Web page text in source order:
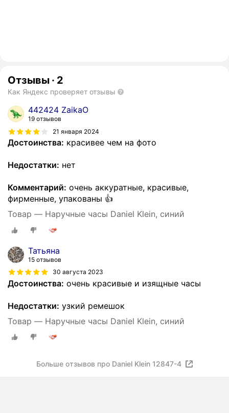
Отзывы · 2
Как Яндекс проверяет отзывы
442424 ZaikaO
19 отзывов
21 января 2024
Достоинства: красивее чем на фото
Недостатки: нет
Комментарий: очень аккуратные, красивые,
фирменные, упакованы 👍
Товар — Наручные часы Daniel Klein, синий
Татьяна
15 отзывов
30 августа 2023
Достоинства: очень красивые и изящные часы
Недостатки: узкий ремешок
Товар — Наручные часы Daniel Klein, синий
Больше отзывов про Daniel Klein 12847-4